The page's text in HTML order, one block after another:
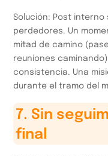
Solución: Post
perdedores. Un
mitad de camino
reuniones
consistencia. Una
durante el tramo del
7. Sin
final